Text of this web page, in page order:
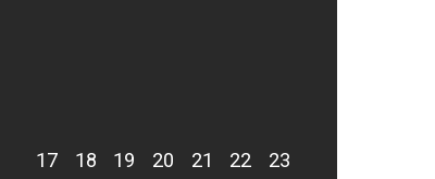
17 18 19 20 21 22 23